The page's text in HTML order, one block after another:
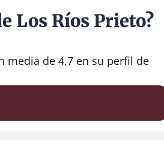
Los Ríos Prieto?
media de 4,7 en su perfil de